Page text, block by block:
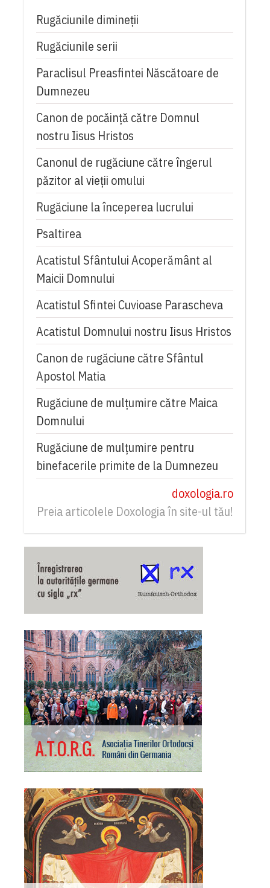
Rugăciunile dimineții
Rugăciunile serii
Paraclisul Preasfintei Născătoare de
Dumnezeu
Canon de pocăință către Domnul
nostru Iisus Hristos
Canonul de rugăciune către îngerul
păzitor al vieții omului
Rugăciune la începerea lucrului
Psaltirea
Acatistul Sfântului Acoperământ al
Maicii Domnului
Acatistul Sfintei Cuvioase Parascheva
Acatistul Domnului nostru Iisus Hristos
Canon de rugăciune către Sfântul
Apostol Matia
Rugăciune de mulţumire către Maica
Domnului
Rugăciune de mulțumire pentru
binefacerile primite de la Dumnezeu
doxologia.ro
Preia articolele Doxologia în site-ul tău!